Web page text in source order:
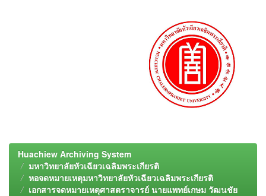
Huachiew Archiving System
มหาวิทยาลัยหัวเฉียวเฉลิมพระเกียรติ
หอจดหมายเหตุมหาวิทยาลัยหัวเฉียวเฉลิมพระเกียรติ
เอกสารจดหมายเหตุศาสตราจารย์ นายแพทย์เกษม วัฒนชัย